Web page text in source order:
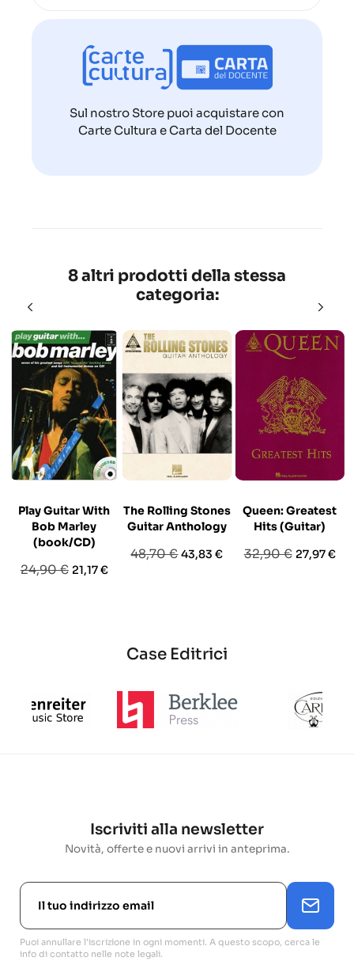
Sul nostro Store puoi acquistare con
Carte Cultura e Carta del Docente
8 altri prodotti della stessa
categoria:
Play Guitar With
Bob Marley
(book/CD)
Prezzo
24,90 € Prezzo
21,17 €
The Rolling Stones
Guitar Anthology
Prezzo
48,70 €Prezzo
43,83 €
Queen: Greatest
Hits (Guitar)
Prezzo
32,90 € Prezzo
27,97 €
Case Editrici
Iscriviti alla newsletter
Novità, offerte e nuovi arrivi in anteprima.
Puoi annullare l'iscrizione in ogni momenti. A questo scopo, cerca le
info di contatto nelle note legali.